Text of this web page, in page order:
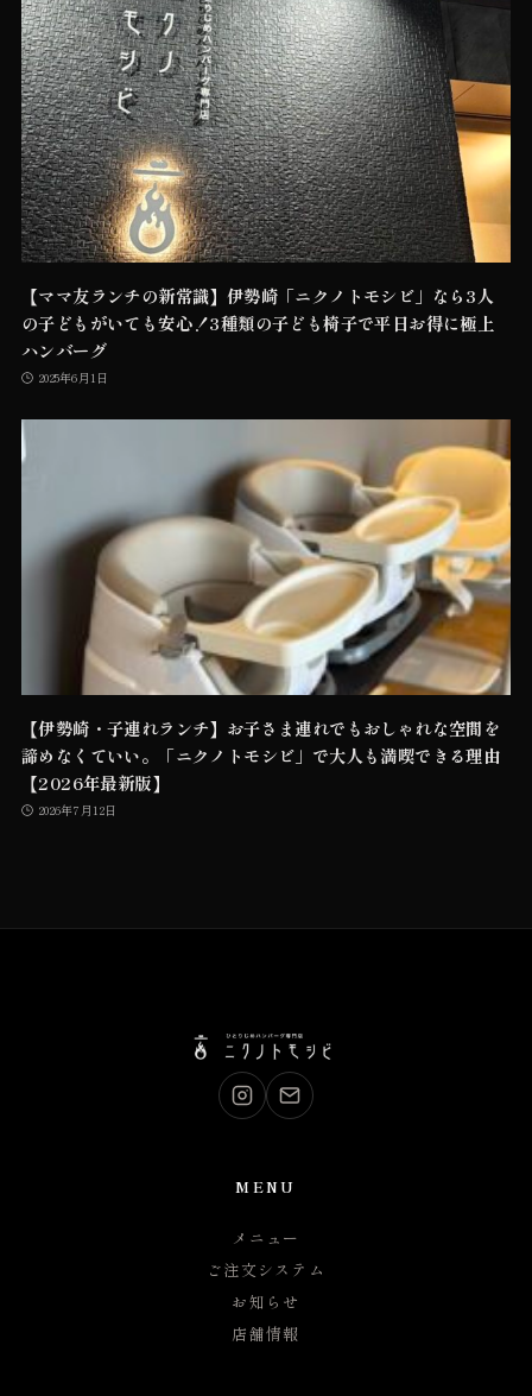
【ママ友ランチの新常識】伊勢崎「ニクノトモシビ」なら3人
の子どもがいても安心！3種類の子ども椅子で平日お得に極上
ハンバーグ
2025年6月1日
【伊勢崎・子連れランチ】お子さま連れでもおしゃれな空間を
諦めなくていい。「ニクノトモシビ」で大人も満喫できる理由
【2026年最新版】
2026年7月12日
MENU
メニュー
ご注文システム
お知らせ
店舗情報